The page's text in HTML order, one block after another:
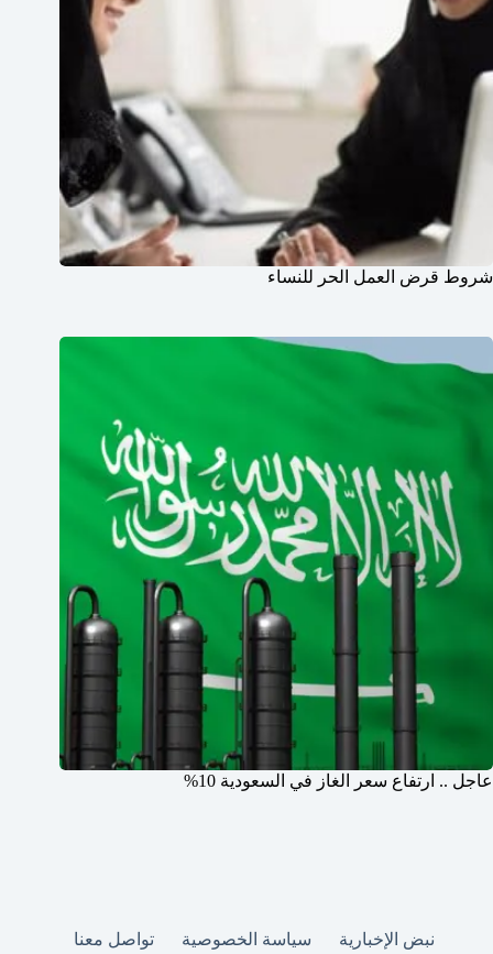
شروط قرض العمل الحر للنساء
عاجل .. ارتفاع سعر الغاز في السعودية 10%
نبض الإخبارية سياسة الخصوصية تواصل معنا